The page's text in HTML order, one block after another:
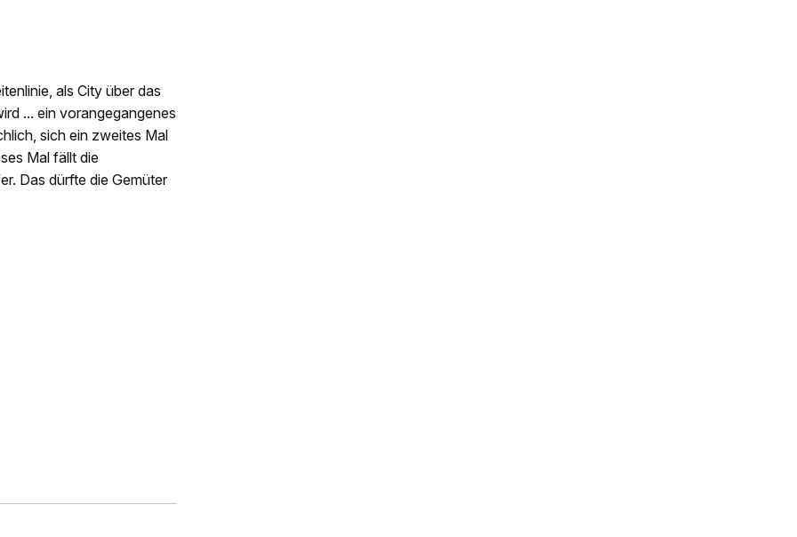
als City über das
... ein vorangegangenes
sich ein zweites Mal
Mal fällt die
Das dürfte die Gemüter